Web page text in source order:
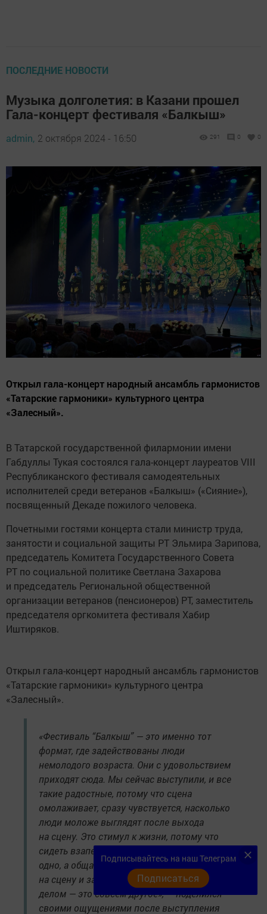
ПОСЛЕДНИЕ НОВОСТИ
Музыка долголетия: в Казани прошел
Гала-концерт фестиваля «Балкыш»
admin, 2 октября 2024 - 16:50 291 0 0
Открыл гала-концерт народный ансамбль гармонистов
«Татарские гармоники» культурного центра
«Залесный».
В Татарской государственной филармонии имени
Габдуллы Тукая состоялся гала-концерт лауреатов VIII
Республиканского фестиваля самодеятельных
исполнителей среди ветеранов «Балкыш» («Сияние»),
посвященный Декаде пожилого человека.
Почетными гостями концерта стали министр труда,
занятости и социальной защиты РТ Эльмира Зарипова,
председатель Комитета Государственного Совета
РТ по социальной политике Светлана Захарова
и председатель Региональной общественной
организации ветеранов (пенсионеров) РТ, заместитель
председателя оргкомитета фестиваля Хабир
Иштиряков.
Открыл гала-концерт народный ансамбль гармонистов
«Татарские гармоники» культурного центра
«Залесный».
«Фестиваль “Балкыш” — это именно тот
формат, где задействованы люди
немолодого возраста. Они с удовольствием
приходят сюда. Мы сейчас выступили, и все
такие радостные, потому что сцена
омолаживает, сразу чувствуется, насколько
люди моложе выглядят после выхода
на сцену. Это стимул к жизни, потому что
сидеть взаперти, в четырех стенах, — это
одно, а общаться с людьми, выходить
на сцену и заниматься своим любимым
делом — это совсем другое», — поделился
своими ощущениями после выступления
Подписывайтесь на наш Телеграм
Подписаться